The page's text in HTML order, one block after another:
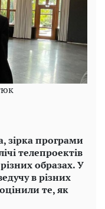
зірка програми
телепроектів
образах. У
в різних
те, як